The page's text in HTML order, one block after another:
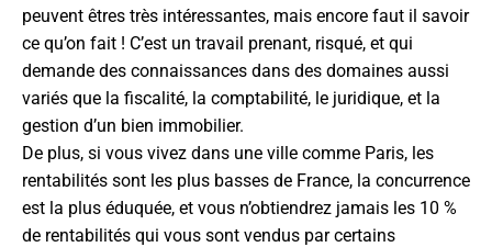
peuvent êtres très intéressantes, mais encore faut il savoir
ce qu’on fait ! C’est un travail prenant, risqué, et qui
demande des connaissances dans des domaines aussi
variés que la fiscalité, la comptabilité, le juridique, et la
gestion d’un bien immobilier.
De plus, si vous vivez dans une ville comme Paris, les
rentabilités sont les plus basses de France, la concurrence
est la plus éduquée, et vous n’obtiendrez jamais les 10 %
de rentabilités qui vous sont vendus par certains